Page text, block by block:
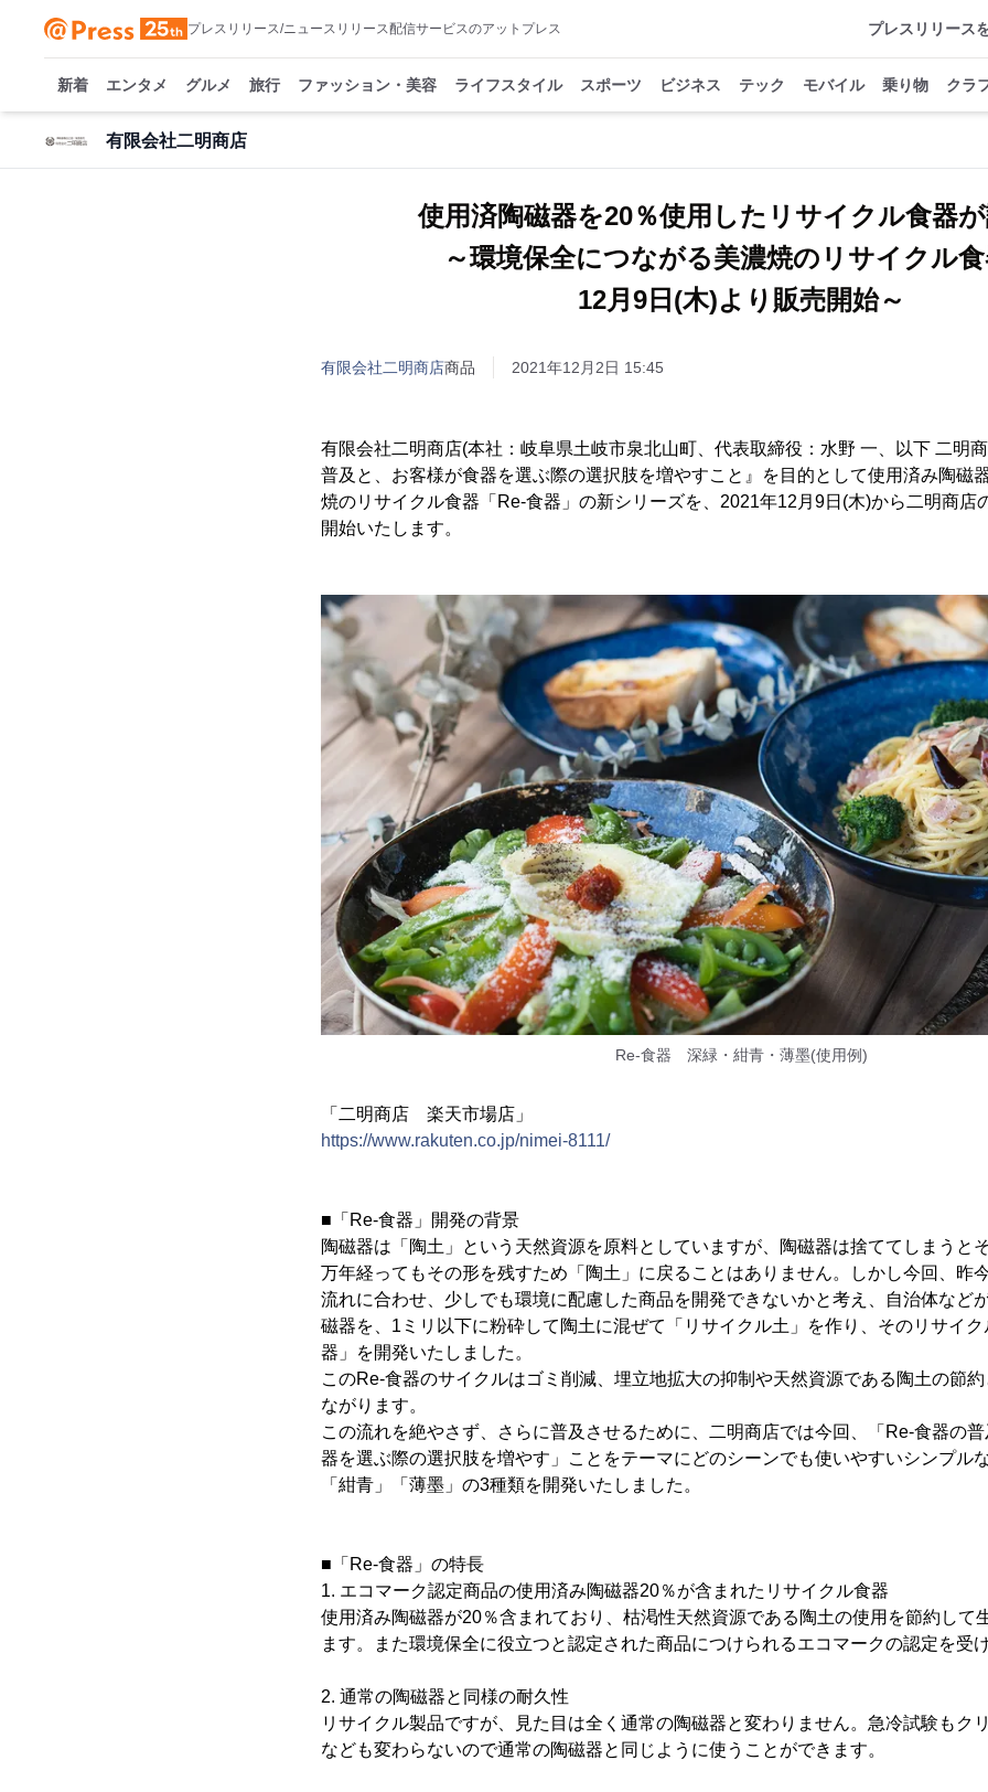
プレスリリース/ニュースリリース配信サービスのアットプレス プレスリリース
新着 エンタメ グルメ 旅行 ファッション・美容 ライフスタイル スポーツ ビジネス テック モバイル 乗り物 クラ
有限会社二明商店
使用済陶磁器を20％使用したリサイクル食器が
～環境保全につながる美濃焼のリサイクル
12月9日(木)より販売開始～
有限会社二明商店商品 2021年12月2日 15:45
有限会社二明商店(本社：岐阜県土岐市泉北山町、代表取締役：水野 一、以下 二明
普及と、お客様が食器を選ぶ際の選択肢を増やすこと』を目的として使用済み陶磁
焼のリサイクル食器「Re-食器」の新シリーズを、2021年12月9日(木)から二明商店
開始いたします。
Re-食器 深緑・紺青・薄墨(使用例)
「二明商店 楽天市場店」
https://www.rakuten.co.jp/nimei-8111/
■「Re-食器」開発の背景
陶磁器は「陶土」という天然資源を原料としていますが、陶磁器は捨ててしまうと
万年経ってもその形を残すため「陶土」に戻ることはありません。しかし今回、昨
流れに合わせ、少しでも環境に配慮した商品を開発できないかと考え、自治体など
磁器を、1ミリ以下に粉砕して陶土に混ぜて「リサイクル土」を作り、そのリサイ
器」を開発いたしました。
このRe-食器のサイクルはゴミ削減、埋立地拡大の抑制や天然資源である陶土の節
ながります。
この流れを絶やさず、さらに普及させるために、二明商店では今回、「Re-食器の
器を選ぶ際の選択肢を増やす」ことをテーマにどのシーンでも使いやすいシンプル
「紺青」「薄墨」の3種類を開発いたしました。
■「Re-食器」の特長
1. エコマーク認定商品の使用済み陶磁器20％が含まれたリサイクル食器
使用済み陶磁器が20％含まれており、枯渇性天然資源である陶土の使用を節約して
ます。また環境保全に役立つと認定された商品につけられるエコマークの認定を受
2. 通常の陶磁器と同様の耐久性
リサイクル製品ですが、見た目は全く通常の陶磁器と変わりません。急冷試験もク
なども変わらないので通常の陶磁器と同じように使うことができます。